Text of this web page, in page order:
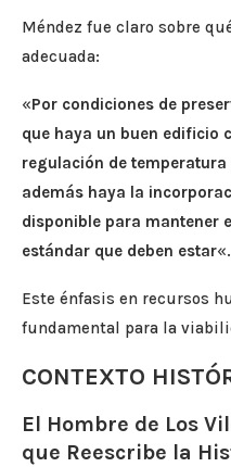
Méndez fue claro sobre
adecuada:
«Por condiciones de
que haya un buen edificio
regulación de
además haya la
disponible para mantener
estándar que deben estar«.
Este énfasis en recursos
fundamental para la
CONTEXTO
El Hombre de Los
que Reescribe la